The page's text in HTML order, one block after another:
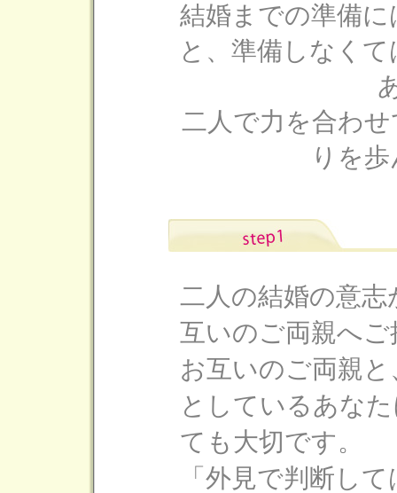
結婚までの準備
と、準備しなく
二人で力を合わ
りを
二人の結婚の意
互いのご両親へ
お互いのご両親
としているあな
ても大切です。
「外見で判断し